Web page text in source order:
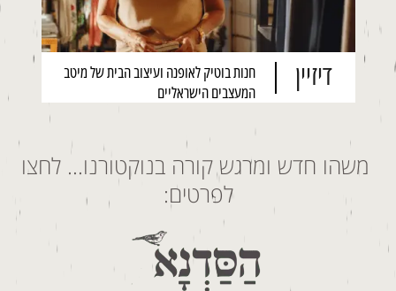
דיזיין
חנות בוטיק לאופנה ועיצוב הבית של מיטב
המעצבים הישראליים
משהו חדש ומרגש קורה בנוקטורנו… לחצו
לפרטים: